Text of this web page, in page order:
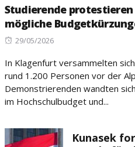
Studierende
mögliche
Posted
29/05/2026
In Klagenfurt versammelten
rund 1.200 Personen vor der
Demonstrierenden wandten
im Hochschulbudget und...
Kunasek